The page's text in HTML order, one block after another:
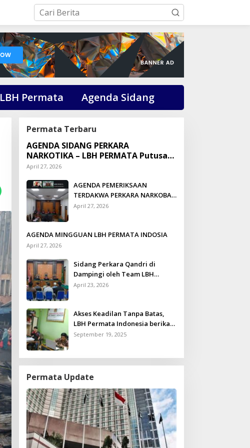
LBH Permata Agenda Sidang
Permata Terbaru
AGENDA SIDANG PERKARA
NARKOTIKA – LBH PERMATA Putusan:
Dikson Simbolon Divonis 3 Tahun
April 27, 2026
AGENDA PEMERIKSAAN
TERDAKWA PERKARA NARKOBA
DI PENGADILAN TALUK
April 27, 2026
AGENDA MINGGUAN LBH PERMATA INDOSIA
April 27, 2026
Sidang Perkara Qandri di
Dampingi oleh Team LBH
Permata Indonesia
April 23, 2026
Akses Keadilan Tanpa Batas,
LBH Permata Indonesia berikan
Layanan Konsultasi Hukum
September 19, 2025
Permata Update